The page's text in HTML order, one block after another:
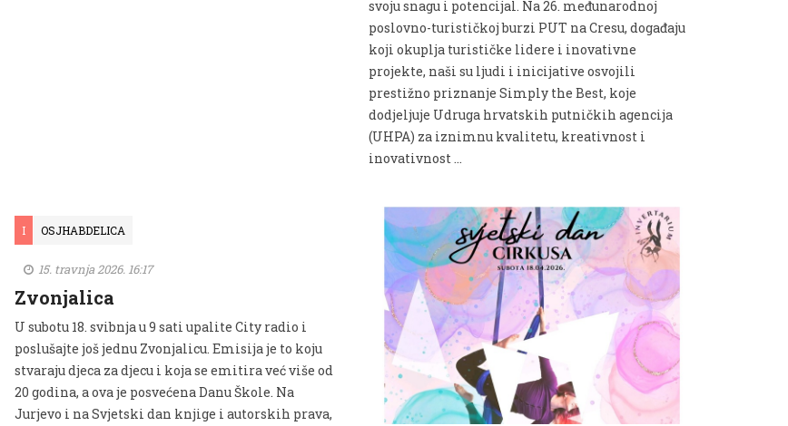
svoju snagu i potencijal. Na 26. međunarodnoj
poslovno-turističkoj burzi PUT na Cresu, događaju
koji okuplja turističke lidere i inovativne
projekte, naši su ljudi i inicijative osvojili
prestižno priznanje Simply the Best, koje
dodjeljuje Udruga hrvatskih putničkih agencija
(UHPA) za iznimnu kvalitetu, kreativnost i
inovativnost …
I OSJHABDELICA
15. travnja 2026. 16:17
Zvonjalica
U subotu 18. svibnja u 9 sati upalite City radio i
poslušajte još jednu Zvonjalicu. Emisija je to koju
stvaraju djeca za djecu i koja se emitira već više od
20 godina, a ova je posvećena Danu Škole. Na
Jurjevo i na Svjetski dan knjige i autorskih prava,